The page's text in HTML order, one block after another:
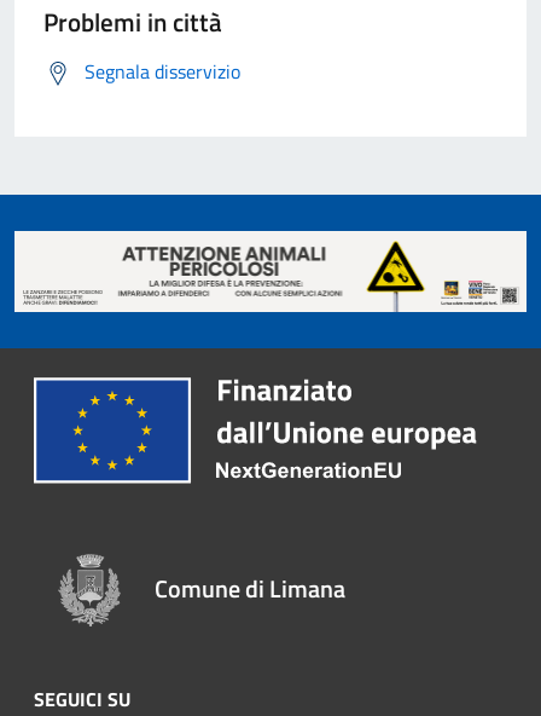
Problemi in città
Segnala disservizio
Comune di Limana
SEGUICI SU